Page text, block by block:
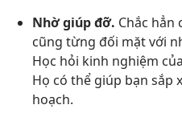
Nhờ giúp đỡ. Chắc hẳn
cũng từng đối mặt với
Học hỏi kinh nghiệm
Họ có thể giúp bạn sắp
hoạch.